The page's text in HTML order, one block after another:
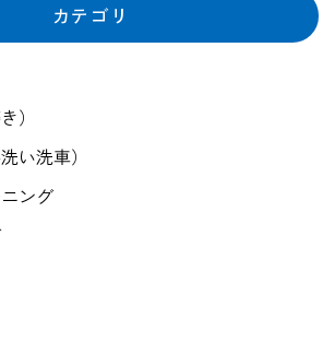
カテゴリ
）
い洗車）
ング